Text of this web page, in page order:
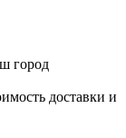
город
доставки и